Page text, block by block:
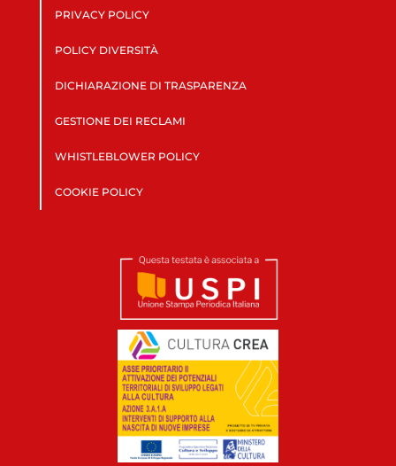
PRIVACY POLICY
POLICY DIVERSITÀ
DICHIARAZIONE DI TRASPARENZA
GESTIONE DEI RECLAMI
WHISTLEBLOWER POLICY
COOKIE POLICY